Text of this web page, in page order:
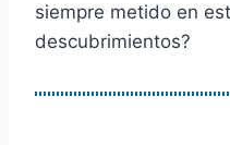
siempre metido en
descubrimientos?